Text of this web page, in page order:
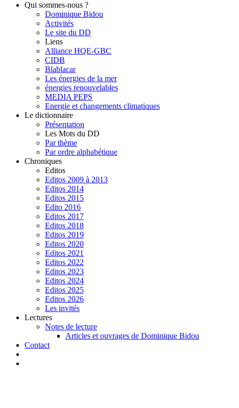
Qui sommes-nous ?
Dominique Bidou
Activités
Le site du DD
Liens
Alliance HQE-GBC
CIDB
Blablacar
Les énergies de la mer
énergies renouvelables
MEDIA PEPS
Energie et changements climatiques
Le dictionnaire
Présentation
Les Mots du DD
Par thème
Par ordre alphabétique
Chroniques
Editos
Editos 2009 à 2013
Editos 2014
Editos 2015
Edito 2016
Editos 2017
Editos 2018
Editos 2019
Editos 2020
Editos 2021
Editos 2022
Editos 2023
Editos 2024
Editos 2025
Editos 2026
Les invités
Lectures
Notes de lecture
Articles et ouvrages de Dominique Bidou
Contact